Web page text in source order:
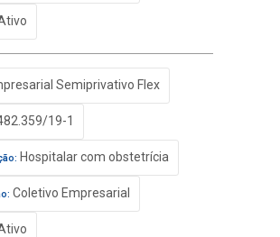
Semiprivativo Flex
19-1
Hospitalar com obstetrícia
Coletivo Empresarial